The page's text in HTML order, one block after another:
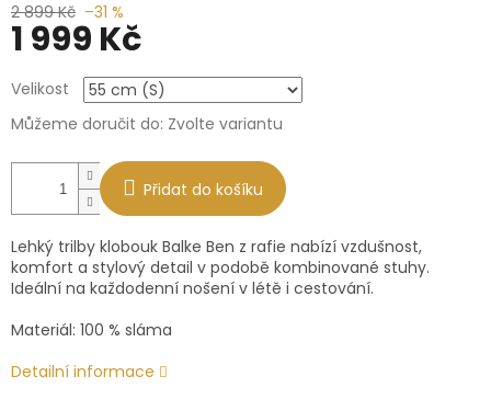
2 899 Kč –31 %
1 999 Kč
cena:
Velikost
Můžeme doručit do: Zvolte variantu
Přidat do košíku
Lehký trilby klobouk Balke Ben z rafie nabízí vzdušnost,
komfort a stylový detail v podobě kombinované stuhy.
Ideální na každodenní nošení v létě i cestování.
Materiál: 100 % sláma
Detailní informace